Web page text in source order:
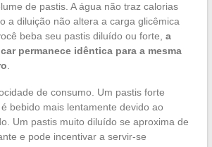
de pastis. A água não traz calorias
a diluição não altera a carga glicêmica
beba seu pastis diluído ou forte, a
permanece idêntica para a mesma
.
de consumo. Um pastis forte
bebido mais lentamente devido ao
Um pastis muito diluído se aproxima de
e pode incentivar a servir-se